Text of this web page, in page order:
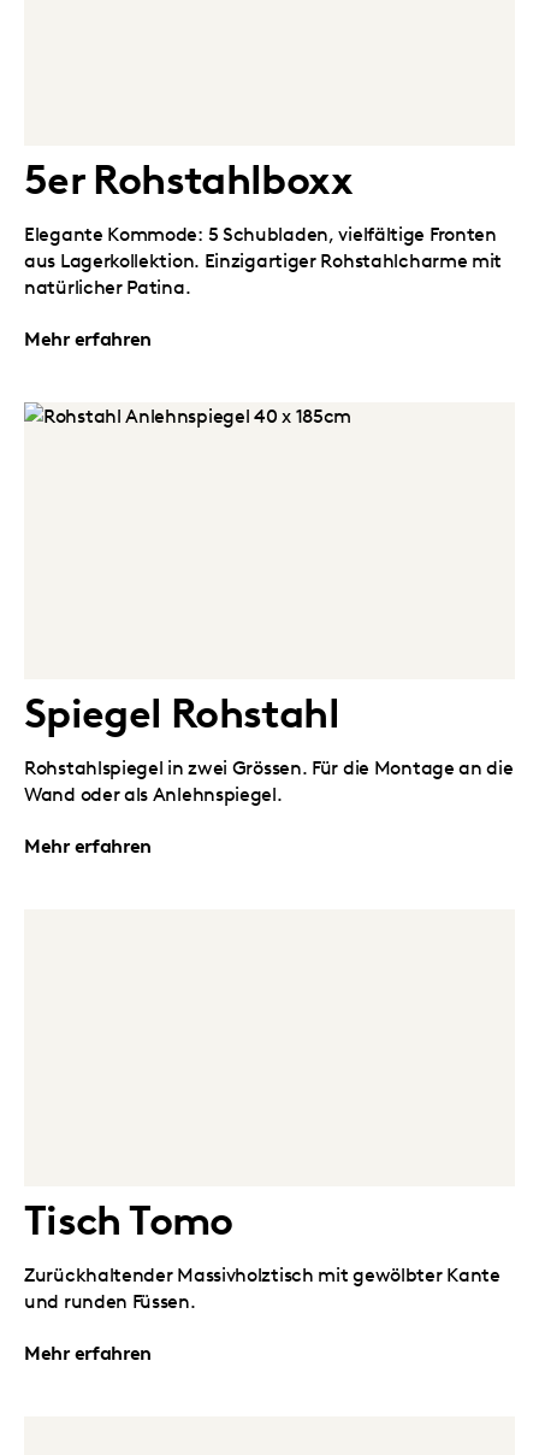
5er Rohstahlboxx
Elegante Kommode: 5 Schubladen, vielfältige Fronten
aus Lagerkollektion. Einzigartiger Rohstahlcharme mit
natürlicher Patina.
Mehr erfahren
Spiegel Rohstahl
Rohstahlspiegel in zwei Grössen. Für die Montage an die
Wand oder als Anlehnspiegel.
Mehr erfahren
Tisch Tomo
Zurückhaltender Massivholztisch mit gewölbter Kante
und runden Füssen.
Mehr erfahren